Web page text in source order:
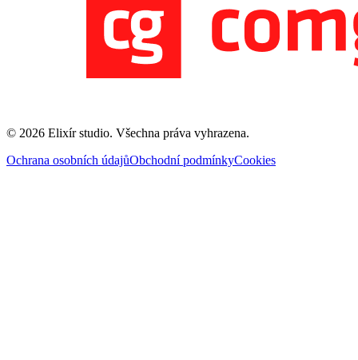
© 2026 Elixír studio. Všechna práva vyhrazena.
Ochrana osobních údajůObchodní podmínkyCookies